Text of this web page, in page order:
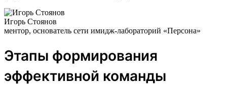
Игорь Стоянов
ментор, основатель сети имидж-лабораторий «Персона»
Этапы формирования
эффективной команды